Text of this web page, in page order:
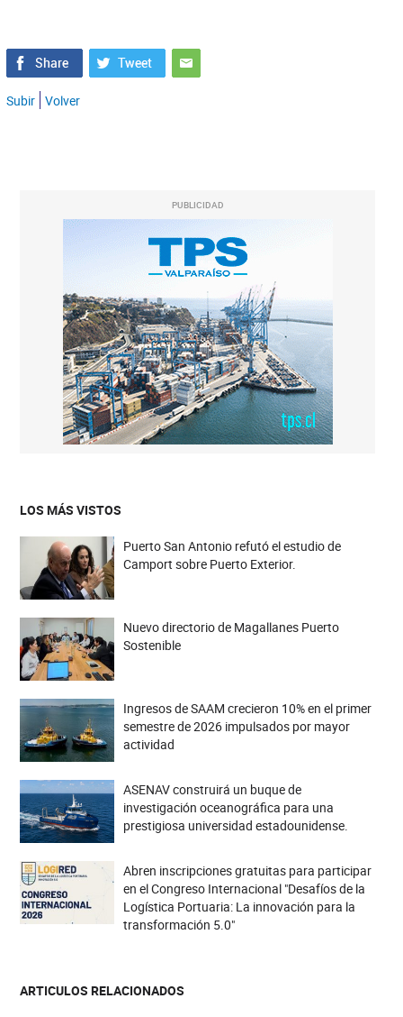
Subir Volver
PUBLICIDAD
LOS MÁS VISTOS
Puerto San Antonio refutó el estudio de
Camport sobre Puerto Exterior.
Nuevo directorio de Magallanes Puerto
Sostenible
Ingresos de SAAM crecieron 10% en el primer
semestre de 2026 impulsados por mayor
actividad
ASENAV construirá un buque de
investigación oceanográfica para una
prestigiosa universidad estadounidense.
Abren inscripciones gratuitas para participar
en el Congreso Internacional "Desafíos de la
Logística Portuaria: La innovación para la
transformación 5.0"
ARTICULOS RELACIONADOS